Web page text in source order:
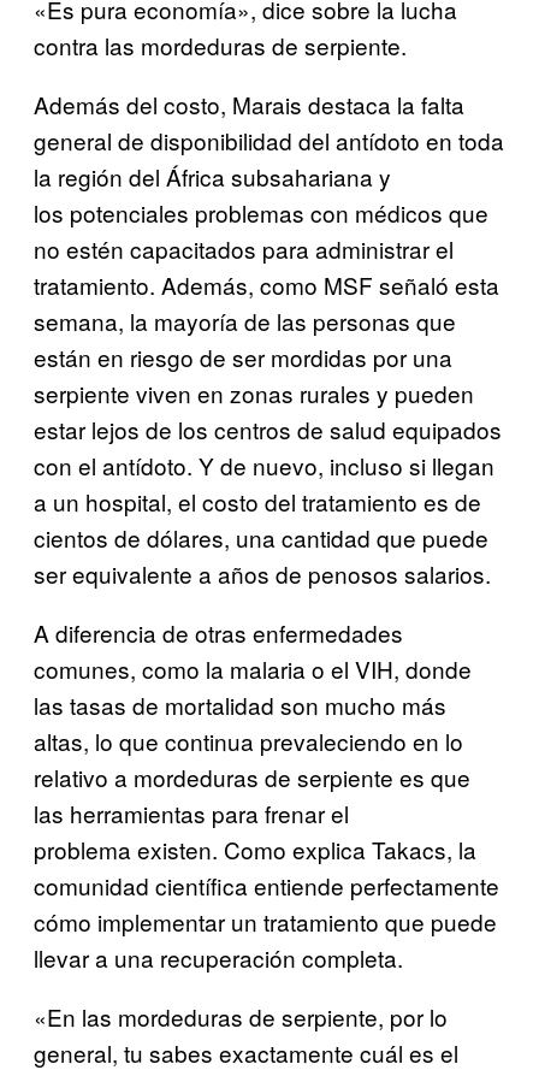
«Es pura economía», dice sobre la lucha
contra las mordeduras de serpiente.
Además del costo, Marais destaca la falta
general de disponibilidad del antídoto en toda
la región del África subsahariana y
los potenciales problemas con médicos que
no estén capacitados para administrar el
tratamiento. Además, como MSF señaló esta
semana, la mayoría de las personas que
están en riesgo de ser mordidas por una
serpiente viven en zonas rurales y pueden
estar lejos de los centros de salud equipados
con el antídoto. Y de nuevo, incluso si llegan
a un hospital, el costo del tratamiento es de
cientos de dólares, una cantidad que puede
ser equivalente a años de penosos salarios.
A diferencia de otras enfermedades
comunes, como la malaria o el VIH, donde
las tasas de mortalidad son mucho más
altas, lo que continua prevaleciendo en lo
relativo a mordeduras de serpiente es que
las herramientas para frenar el
problema existen. Como explica Takacs, la
comunidad científica entiende perfectamente
cómo implementar un tratamiento que puede
llevar a una recuperación completa.
«En las mordeduras de serpiente, por lo
general, tu sabes exactamente cuál es el